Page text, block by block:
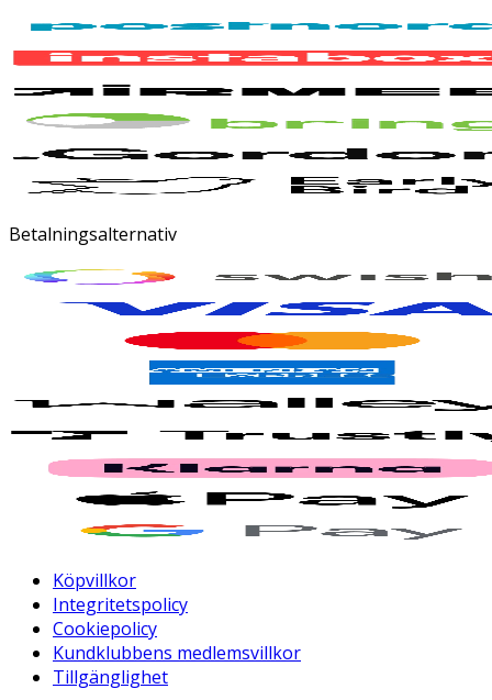
Betalningsalternativ
Köpvillkor
Integritetspolicy
Cookiepolicy
Kundklubbens medlemsvillkor
Tillgänglighet